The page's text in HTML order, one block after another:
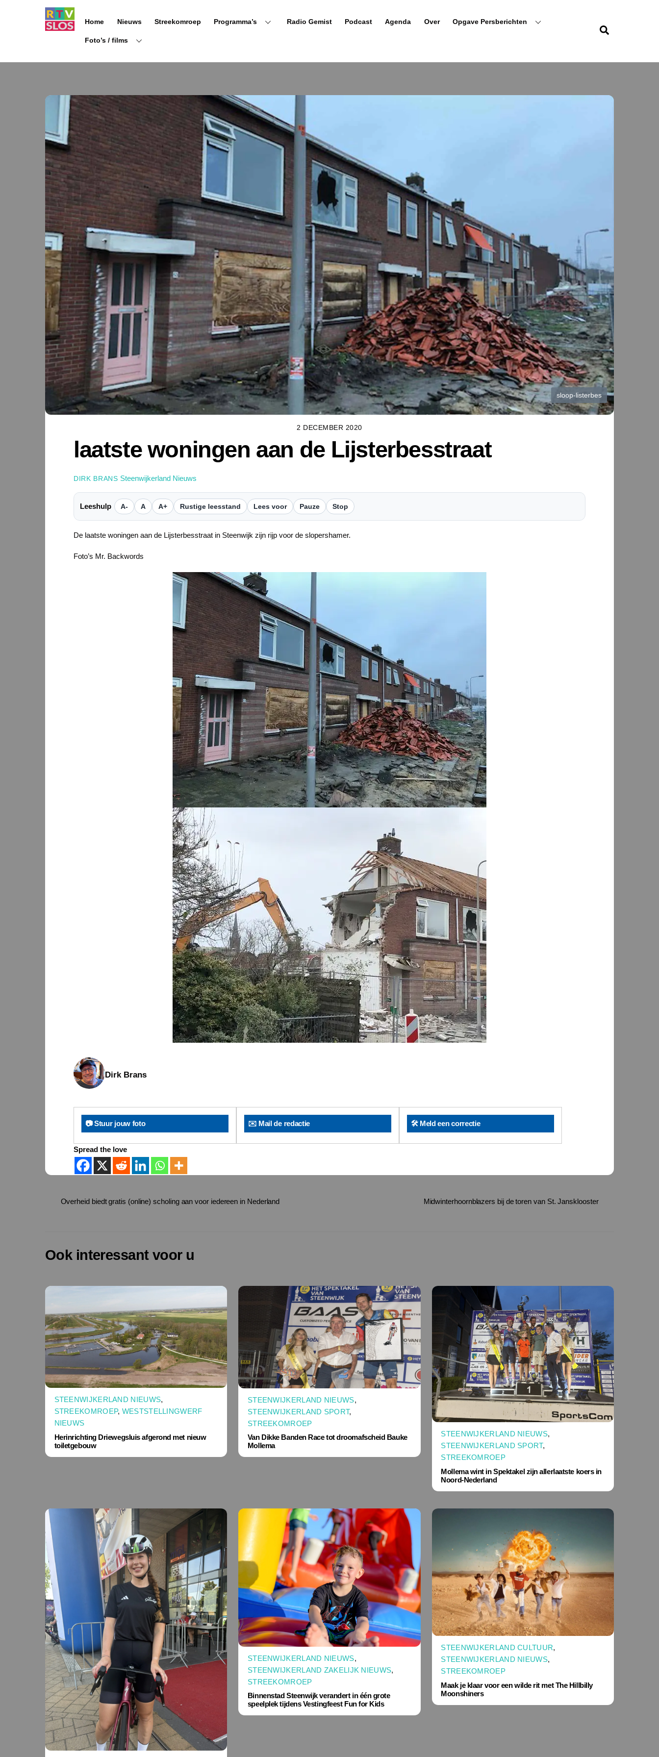
Home Nieuws Streekomroep Programma’s Radio Gemist Podcast Agenda Over Opgave Persberichten
Foto’s / films
sloop-listerbes
2 DECEMBER 2020
laatste woningen aan de Lijsterbesstraat
DIRK BRANS Steenwijkerland Nieuws
Leeshulp A- A A+ Rustige leesstand Lees voor Pauze Stop
De laatste woningen aan de Lijsterbesstraat in Steenwijk zijn rijp voor de slopershamer.
Foto’s Mr. Backwords
Dirk Brans
📷 Stuur jouw foto ✉️ Mail de redactie 🛠️ Meld een correctie
Spread the love
Overheid biedt gratis (online) scholing aan voor iedereen in Nederland Midwinterhoornblazers bij de toren van St. Jansklooster
Ook interessant voor u
STEENWIJKERLAND NIEUWS,
STREEKOMROEP, WESTSTELLINGWERF
NIEUWS
Herinrichting Driewegsluis afgerond met nieuw
toiletgebouw
STEENWIJKERLAND NIEUWS,
STEENWIJKERLAND SPORT,
STREEKOMROEP
Van Dikke Banden Race tot droomafscheid Bauke
Mollema
STEENWIJKERLAND NIEUWS,
STEENWIJKERLAND SPORT,
STREEKOMROEP
Mollema wint in Spektakel zijn allerlaatste koers in
Noord-Nederland
STEENWIJKERLAND NIEUWS,
STEENWIJKERLAND ZAKELIJK NIEUWS,
STREEKOMROEP
Binnenstad Steenwijk verandert in één grote
speelplek tijdens Vestingfeest Fun for Kids
STEENWIJKERLAND CULTUUR,
STEENWIJKERLAND NIEUWS,
STREEKOMROEP
Maak je klaar voor een wilde rit met The Hillbilly
Moonshiners